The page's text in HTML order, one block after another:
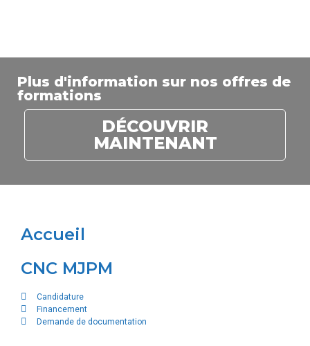
Plus d'information sur nos offres de
formations
DÉCOUVRIR
MAINTENANT
Accueil
CNC MJPM
Candidature
Financement
Demande de documentation